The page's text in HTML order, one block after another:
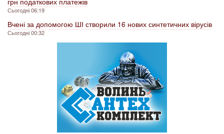
Сьогодні 06:19
Вчені за допомогою ШІ створили 16 нових синтетичних вірусів
Сьогодні 00:32